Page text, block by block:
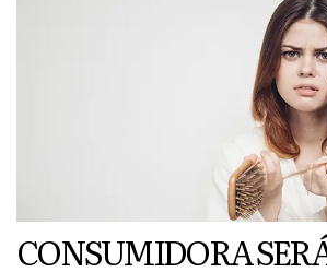
CONSUMIDORA